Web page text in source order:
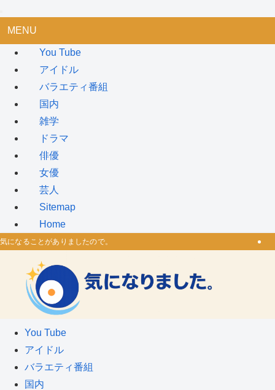
MENU
You Tube
アイドル
バラエティ番組
国内
雑学
ドラマ
俳優
女優
芸人
Sitemap
Home
気になることがありましたので。
You Tube
アイドル
バラエティ番組
国内